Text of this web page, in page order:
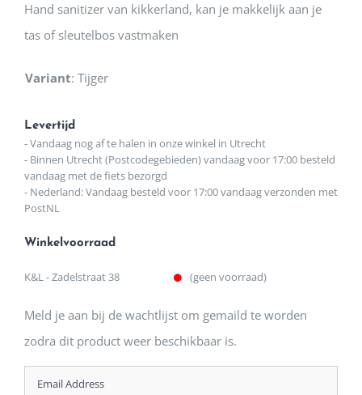
Hand sanitizer van kikkerland, kan je makkelijk aan je
tas of sleutelbos vastmaken
Variant: Tijger
Levertijd
- Vandaag nog af te halen in onze winkel in Utrecht
- Binnen Utrecht (Postcodegebieden) vandaag voor 17:00 besteld
vandaag met de fiets bezorgd
- Nederland: Vandaag besteld voor 17:00 vandaag verzonden met
PostNL
Winkelvoorraad
K&L - Zadelstraat 38 (geen voorraad)
Meld je aan bij de wachtlijst om gemaild te worden
zodra dit product weer beschikbaar is.
Enter